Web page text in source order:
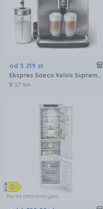
od 5 219 zł
Ekspres Saeco Xelsis Suprema SM8885/00 Metalowy
27 km
Karta informacyjna